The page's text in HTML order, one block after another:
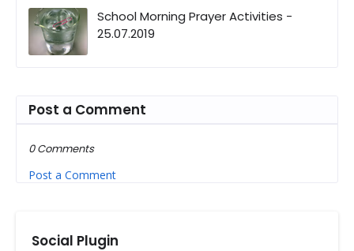
School Morning Prayer Activities -
25.07.2019
Post a Comment
0 Comments
Post a Comment
Social Plugin